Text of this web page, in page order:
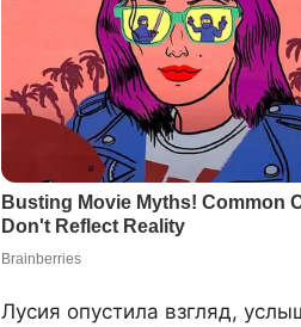
Лусия опустила взгляд,